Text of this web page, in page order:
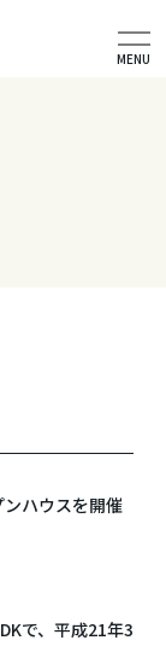
MENU
ハウスを開催
で、平成21年3